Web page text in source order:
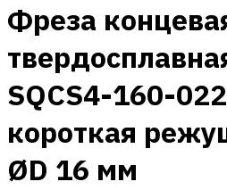
Фреза
SQCS4-160-
короткая
ØD 16 мм